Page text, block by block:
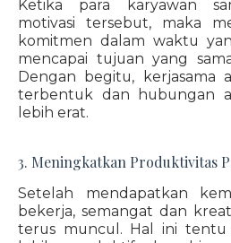
Ketika para karyawan
motivasi tersebut, maka
komitmen dalam waktu
mencapai tujuan yang
Dengan begitu, kerjasama
terbentuk dan hubungan
lebih erat.
3. Meningkatkan Produktivitas
Setelah mendapatkan
bekerja, semangat dan
terus muncul. Hal ini tentu